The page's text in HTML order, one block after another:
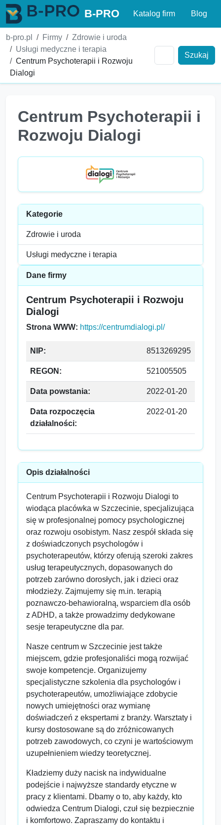
B-PRO Katalog firm Blog
b-pro.pl Firmy
Zdrowie i uroda
Usługi medyczne i terapia
Centrum Psychoterapii i Rozwoju
Dialogi
Szukaj
Centrum Psychoterapii i
Rozwoju Dialogi
Kategorie
Zdrowie i uroda
Usługi medyczne i terapia
Dane firmy
Centrum Psychoterapii i Rozwoju
Dialogi
Strona WWW: https://centrumdialogi.pl/
NIP: 8513269295
REGON: 521005505
Data powstania: 2022-01-20
Data rozpoczęcia
działalności:
2022-01-20
Opis działalności
Centrum Psychoterapii i Rozwoju Dialogi to
wiodąca placówka w Szczecinie, specjalizująca
się w profesjonalnej pomocy psychologicznej
oraz rozwoju osobistym. Nasz zespół składa się
z doświadczonych psychologów i
psychoterapeutów, którzy oferują szeroki zakres
usług terapeutycznych, dopasowanych do
potrzeb zarówno dorosłych, jak i dzieci oraz
młodzieży. Zajmujemy się m.in. terapią
poznawczo-behawioralną, wsparciem dla osób
z ADHD, a także prowadzimy dedykowane
sesje terapeutyczne dla par.
Nasze centrum w Szczecinie jest także
miejscem, gdzie profesjonaliści mogą rozwijać
swoje kompetencje. Organizujemy
specjalistyczne szkolenia dla psychologów i
psychoterapeutów, umożliwiające zdobycie
nowych umiejętności oraz wymianę
doświadczeń z ekspertami z branży. Warsztaty i
kursy dostosowane są do zróżnicowanych
potrzeb zawodowych, co czyni je wartościowym
uzupełnieniem wiedzy teoretycznej.
Kładziemy duży nacisk na indywidualne
podejście i najwyższe standardy etyczne w
pracy z klientami. Dbamy o to, aby każdy, kto
odwiedza Centrum Dialogi, czuł się bezpiecznie
i komfortowo. Zapraszamy do kontaktu i